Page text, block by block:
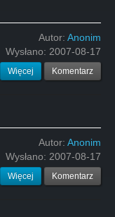
Autor: Anonim
Wysłano: 2007-08-17
Więcej Komentarz
Autor: Anonim
Wysłano: 2007-08-17
Więcej Komentarz